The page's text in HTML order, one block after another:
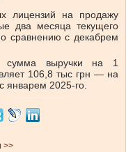
лицензий на продажу
два месяца текущего
сравнению с декабрем
сумма выручки на 1
106,8 тыс грн — на
январем 2025-го.
>>